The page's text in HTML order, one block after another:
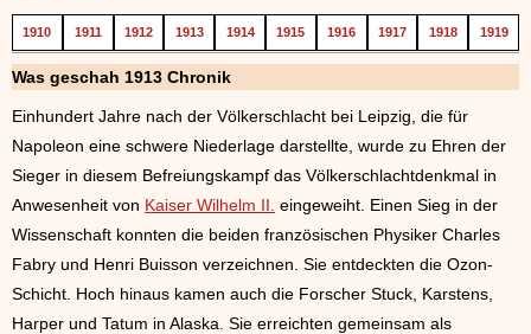
1910 1911 1912 1913 1914 1915 1916 1917 1918 1919
Was geschah 1913 Chronik
Einhundert Jahre nach der Völkerschlacht bei Leipzig, die für
Napoleon eine schwere Niederlage darstellte, wurde zu Ehren der
Sieger in diesem Befreiungskampf das Völkerschlachtdenkmal in
Anwesenheit von Kaiser Wilhelm II. eingeweiht. Einen Sieg in der
Wissenschaft konnten die beiden französischen Physiker Charles
Fabry und Henri Buisson verzeichnen. Sie entdeckten die Ozon-
Schicht. Hoch hinaus kamen auch die Forscher Stuck, Karstens,
Harper und Tatum in Alaska. Sie erreichten gemeinsam als